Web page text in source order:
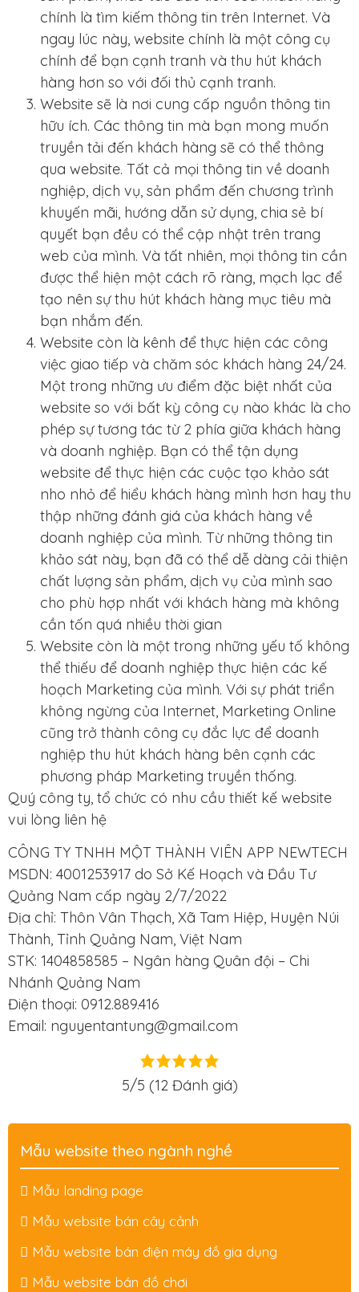
chính là tìm kiếm thông tin trên Internet. Và
ngay lúc này, website chính là một công cụ
chính để bạn cạnh tranh và thu hút khách
hàng hơn so với đối thủ cạnh tranh.
Website sẽ là nơi cung cấp nguồn thông tin
hữu ích. Các thông tin mà bạn mong muốn
truyền tải đến khách hàng sẽ có thể thông
qua website. Tất cả mọi thông tin về doanh
nghiệp, dịch vụ, sản phẩm đến chương trình
khuyến mãi, hướng dẫn sử dụng, chia sẻ bí
quyết bạn đều có thể cập nhật trên trang
web của mình. Và tất nhiên, mọi thông tin cần
được thể hiện một cách rõ ràng, mạch lạc để
tạo nên sự thu hút khách hàng mục tiêu mà
bạn nhắm đến.
Website còn là kênh để thực hiện các công
việc giao tiếp và chăm sóc khách hàng 24/24.
Một trong những ưu điểm đặc biệt nhất của
website so với bất kỳ công cụ nào khác là cho
phép sự tương tác từ 2 phía giữa khách hàng
và doanh nghiệp. Bạn có thể tận dụng
website để thực hiện các cuộc tạo khảo sát
nho nhỏ để hiểu khách hàng mình hơn hay thu
thập những đánh giá của khách hàng về
doanh nghiệp của mình. Từ những thông tin
khảo sát này, bạn đã có thể dễ dàng cải thiện
chất lượng sản phẩm, dịch vụ của mình sao
cho phù hợp nhất với khách hàng mà không
cần tốn quá nhiều thời gian
Website còn là một trong những yếu tố không
thể thiếu để doanh nghiệp thực hiện các kế
hoạch Marketing của mình. Với sự phát triển
không ngừng của Internet, Marketing Online
cũng trở thành công cụ đắc lực để doanh
nghiệp thu hút khách hàng bên cạnh các
phương pháp Marketing truyền thống.
Quý công ty, tổ chức có nhu cầu thiết kế website
vui lòng liên hệ
CÔNG TY TNHH MỘT THÀNH VIÊN APP NEWTECH
MSDN: 4001253917 do Sở Kế Hoạch và Đầu Tư
Quảng Nam cấp ngày 2/7/2022
Địa chỉ: Thôn Vân Thạch, Xã Tam Hiệp, Huyện Núi
Thành, Tỉnh Quảng Nam, Việt Nam
STK: 1404858585 – Ngân hàng Quân đội – Chi
Nhánh Quảng Nam
Điện thoại: 0912.889.416
Email: nguyentantung@gmail.com
5/5 (12 Đánh giá)
Mẫu website theo ngành nghề
Mẫu landing page
Mẫu website bán cây cảnh
Mẫu website bán điện máy đồ gia dụng
Mẫu website bán đồ chơi